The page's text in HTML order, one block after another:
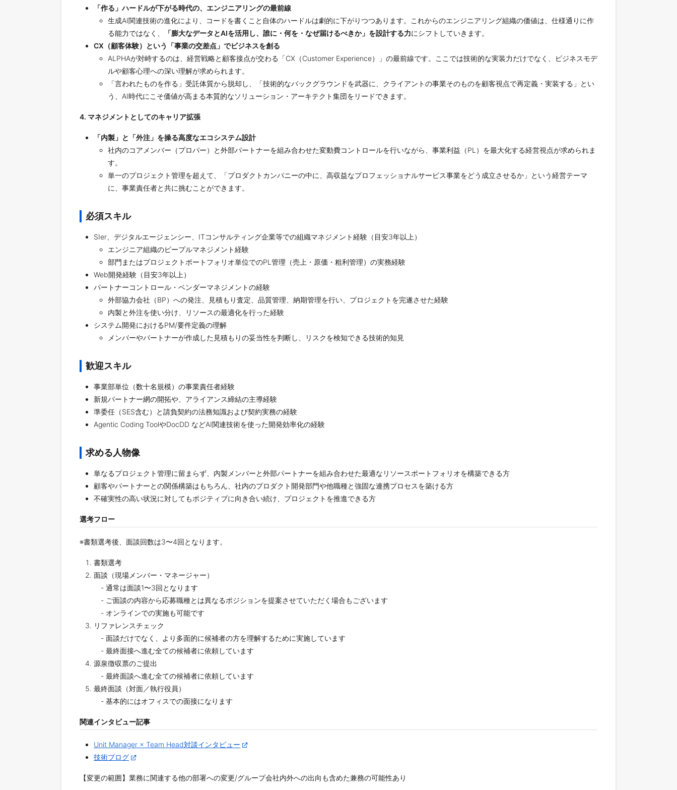
「作る」ハードルが下がる時代の、エンジニアリングの最前線
生成AI関連技術の進化により、コードを書くこと自体のハードルは劇的に下がりつつあります。これからのエンジニアリング組織の価値は、仕様通りに作
る能力ではなく、
「膨大なデータとAIを活用し、誰に・何を・なぜ届けるべきか」を設計する力にシフトしていきます。
CX（顧客体験）という「事業の交差点」でビジネスを創る
ALPHAが対峙するのは、経営戦略と顧客接点が交わる「CX（Customer Experience）」の最前線です。ここでは技術的な実装力だけでなく、ビジネスモデ
ルや顧客心理への深い理解が求められます。
「言われたものを作る」受託体質から脱却し、「技術的なバックグラウンドを武器に、クライアントの事業そのものを顧客視点で再定義・実装する」とい
う、AI時代にこそ価値が高まる本質的なソリューション・アーキテクト集団をリードできます。
4. マネジメントとしてのキャリア拡張
「内製」と「外注」を操る高度なエコシステム設計
社内のコアメンバー（プロパー）と外部パートナーを組み合わせた変動費コントロールを行いながら、事業利益（PL）を最大化する経営視点が求められま
す。
単一のプロジェクト管理を超えて、「プロダクトカンパニーの中に、高収益なプロフェッショナルサービス事業をどう成立させるか」という経営テーマ
に、事業責任者と共に挑むことができます。
必須スキル
SIer、デジタルエージェンシー、ITコンサルティング企業等での組織マネジメント経験（目安3年以上）
エンジニア組織のピープルマネジメント経験
部門またはプロジェクトポートフォリオ単位でのPL管理（売上・原価・粗利管理）の実務経験
Web開発経験（目安3年以上）
パートナーコントロール・ベンダーマネジメントの経験
外部協力会社（BP）への発注、見積もり査定、品質管理、納期管理を行い、プロジェクトを完遂させた経験
内製と外注を使い分け、リソースの最適化を行った経験
システム開発におけるPM/要件定義の理解
メンバーやパートナーが作成した見積もりの妥当性を判断し、リスクを検知できる技術的知見
歓迎スキル
事業部単位（数十名規模）の事業責任者経験
新規パートナー網の開拓や、アライアンス締結の主導経験
準委任（SES含む）と請負契約の法務知識および契約実務の経験
Agentic Coding ToolやDocDD などAI関連技術を使った開発効率化の経験
求める人物像
単なるプロジェクト管理に留まらず、内製メンバーと外部パートナーを組み合わせた最適なリソースポートフォリオを構築できる方
顧客やパートナーとの関係構築はもちろん、社内のプロダクト開発部門や他職種と強固な連携プロセスを築ける方
不確実性の高い状況に対してもポジティブに向き合い続け、プロジェクトを推進できる方
選考フロー
※書類選考後、面談回数は3〜4回となります。
書類選考
面談（現場メンバー・マネージャー）
- 通常は面談1〜3回となります
- ご面談の内容から応募職種とは異なるポジションを提案させていただく場合もございます
- オンラインでの実施も可能です
リファレンスチェック
- 面談だけでなく、より多面的に候補者の方を理解するために実施しています
- 最終面接へ進む全ての候補者に依頼しています
源泉徴収票のご提出
- 最終面談へ進む全ての候補者に依頼しています
最終面談（対面／執行役員）
- 基本的にはオフィスでの面接になります
関連インタビュー記事
Unit Manager × Team Head対談インタビュー
技術ブログ
【変更の範囲】業務に関連する他の部署への変更/グループ会社内外への出向も含めた兼務の可能性あり